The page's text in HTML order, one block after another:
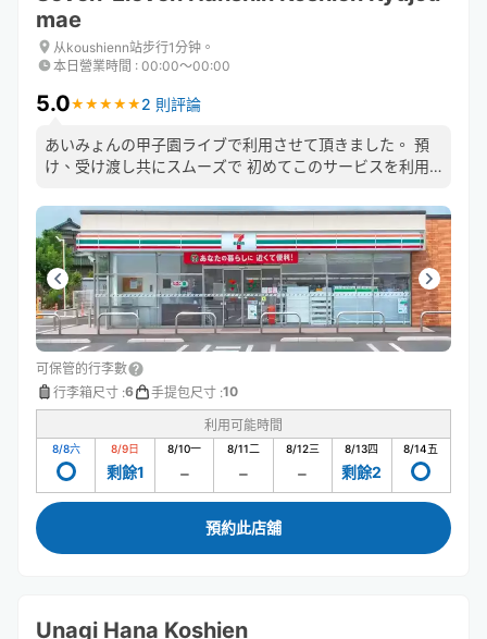
shortcuts
for
changing
for
changing
mae
从koushienn站步行1分钟。
本日營業時間 : 00:00〜00:00
5.0★ ★ ★ ★ ★
★ ★ ★ ★ ★ 2 則評論
あいみょんの甲子園ライブで利用させて頂きました。 預
け、受け渡し共にスムーズで 初めてこのサービスを利用
ざいました
可保管的行李數
行李箱尺寸 :6 手提包尺寸 :10
利用可能時間
8/8六 8/9日
剩餘1
8/10一 8/11二 8/12三 8/13四
剩餘2
8/14五
預約此店舖
Unagi Hana Koshien